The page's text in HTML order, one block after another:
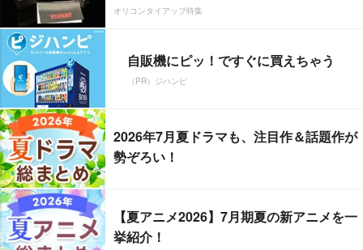
オリコンタイアップ特集
自販機にピッ！ですぐに買えちゃう
（PR）ジハンピ
2026年7月夏ドラマも、注目作＆話題作が
勢ぞろい！
【夏アニメ2026】7月期夏の新アニメを一
挙紹介！